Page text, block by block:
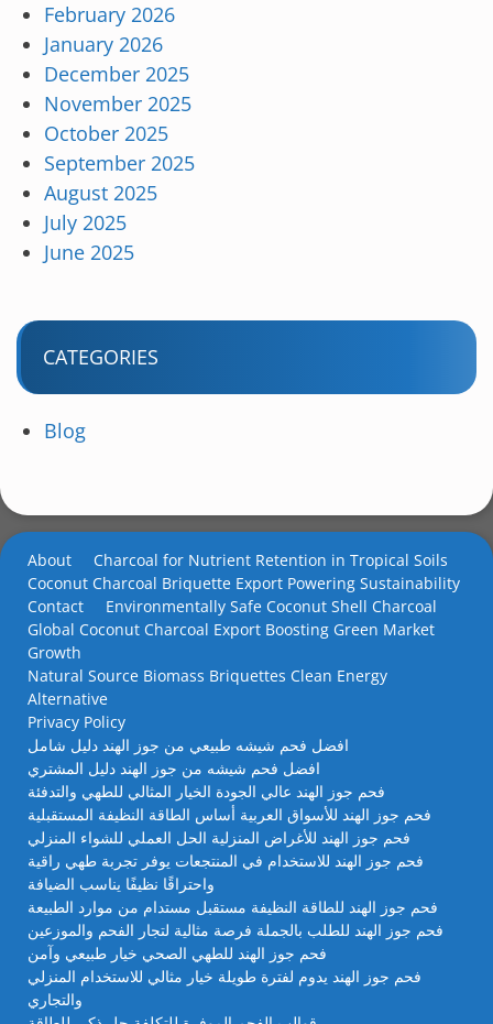
February 2026
January 2026
December 2025
November 2025
October 2025
September 2025
August 2025
July 2025
June 2025
CATEGORIES
Blog
About
Charcoal for Nutrient Retention in Tropical Soils
Coconut Charcoal Briquette Export Powering Sustainability
Contact
Environmentally Safe Coconut Shell Charcoal
Global Coconut Charcoal Export Boosting Green Market
Growth
Natural Source Biomass Briquettes Clean Energy
Alternative
Privacy Policy
افضل فحم شيشه طبيعي من جوز الهند دليل شامل
افضل فحم شيشه من جوز الهند دليل المشتري
فحم جوز الهند عالي الجودة الخيار المثالي للطهي والتدفئة
فحم جوز الهند للأسواق العربية أساس الطاقة النظيفة المستقبلية
فحم جوز الهند للأغراض المنزلية الحل العملي للشواء المنزلي
فحم جوز الهند للاستخدام في المنتجعات يوفر تجربة طهي راقية
واحتراقًا نظيفًا يناسب الضيافة
فحم جوز الهند للطاقة النظيفة مستقبل مستدام من موارد الطبيعة
فحم جوز الهند للطلب بالجملة فرصة مثالية لتجار الفحم والموزعين
فحم جوز الهند للطهي الصحي خيار طبيعي وآمن
فحم جوز الهند يدوم لفترة طويلة خيار مثالي للاستخدام المنزلي
والتجاري